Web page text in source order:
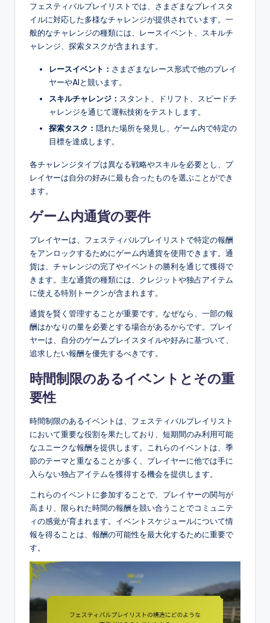
フェスティバルプレイリストでは、さまざまなプレイスタ
イルに対応した多様なチャレンジが提供されています。一
般的なチャレンジの種類には、レースイベント、スキルチ
ャレンジ、探索タスクが含まれます。
レースイベント： さまざまなレース形式で他のプレイ
ヤーやAIと競います。
スキルチャレンジ： スタント、ドリフト、スピードチ
ャレンジを通じて運転技術をテストします。
探索タスク： 隠れた場所を発見し、ゲーム内で特定の
目標を達成します。
各チャレンジタイプは異なる戦略やスキルを必要とし、プ
レイヤーは自分の好みに最も合ったものを選ぶことができ
ます。
ゲーム内通貨の要件
プレイヤーは、フェスティバルプレイリストで特定の報酬
をアンロックするためにゲーム内通貨を使用できます。通
貨は、チャレンジの完了やイベントの勝利を通じて獲得で
きます。主な通貨の種類には、クレジットや独占アイテム
に使える特別トークンが含まれます。
通貨を賢く管理することが重要です。なぜなら、一部の報
酬はかなりの量を必要とする場合があるからです。プレイ
ヤーは、自分のゲームプレイスタイルや好みに基づいて、
追求したい報酬を優先するべきです。
時間制限のあるイベントとその重
要性
時間制限のあるイベントは、フェスティバルプレイリスト
において重要な役割を果たしており、短期間のみ利用可能
なユニークな報酬を提供します。これらのイベントは、季
節のテーマと重なることが多く、プレイヤーに他では手に
入らない独占アイテムを獲得する機会を提供します。
これらのイベントに参加することで、プレイヤーの関与が
高まり、限られた時間の報酬を競い合うことでコミュニテ
ィの感覚が育まれます。イベントスケジュールについて情
報を得ることは、報酬の可能性を最大化するために重要で
す。